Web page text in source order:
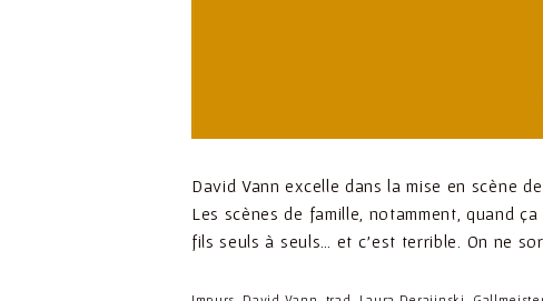
David Vann excelle dans la mise en scène
Les scènes de famille, notamment, quand
fils seuls à seuls… et c’est terrible. On ne